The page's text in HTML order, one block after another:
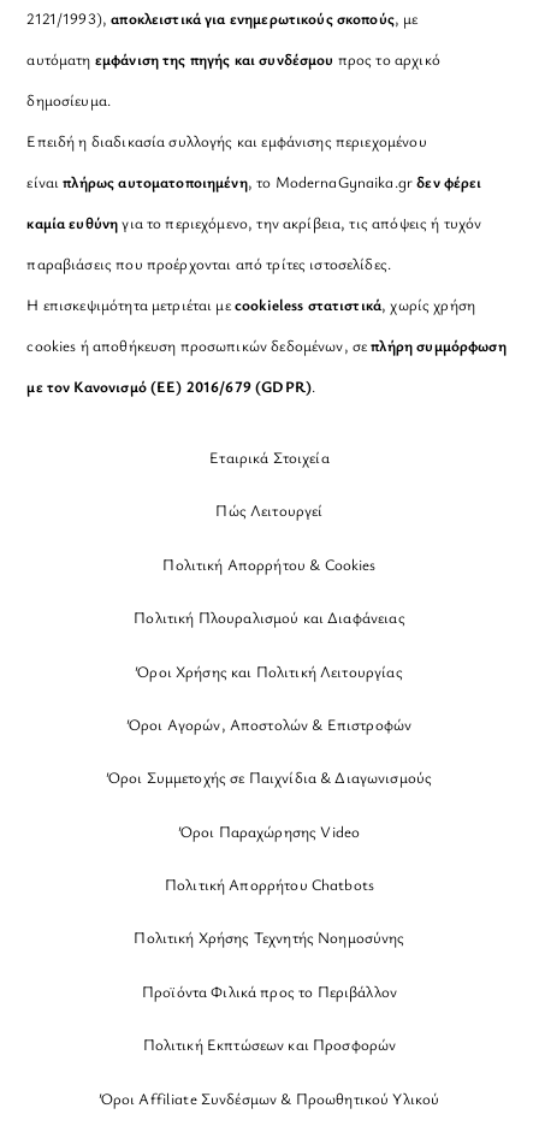
2121/1993), αποκλειστικά για ενημερωτικούς σκοπούς, με
αυτόματη εμφάνιση της πηγής και συνδέσμου προς το αρχικό
δημοσίευμα.
Επειδή η διαδικασία συλλογής και εμφάνισης περιεχομένου
είναιπλήρως αυτοματοποιημένη, το ModernaGynaika.grδεν φέρει
καμία ευθύνηγια το περιεχόμενο, την ακρίβεια, τις απόψεις ή τυχόν
παραβιάσεις που προέρχονται από τρίτες ιστοσελίδες.
Η επισκεψιμότητα μετριέται μεcookieless στατιστικά, χωρίς χρήση
cookies ή αποθήκευση προσωπικών δεδομένων, σεπλήρη συμμόρφωση
με τον Κανονισμό (ΕΕ) 2016/679 (GDPR).
Εταιρικά Στοιχεία
Πώς Λειτουργεί
Πολιτική Απορρήτου & Cookies
Πολιτική Πλουραλισμού και Διαφάνειας
Όροι Χρήσης και Πολιτική Λειτουργίας
Όροι Αγορών, Αποστολών & Επιστροφών
Όροι Συμμετοχής σε Παιχνίδια & Διαγωνισμούς
Όροι Παραχώρησης Video
Πολιτική Απορρήτου Chatbots
Πολιτική Χρήσης Τεχνητής Νοημοσύνης
Προϊόντα Φιλικά προς το Περιβάλλον
Πολιτική Εκπτώσεων και Προσφορών
Όροι Affiliate Συνδέσμων & Προωθητικού Υλικού